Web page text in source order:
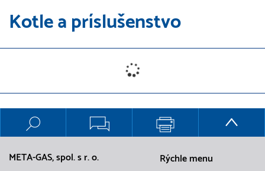
Kotle a príslušenstvo
META-GAS, spol. s r. o.
Rýchle menu